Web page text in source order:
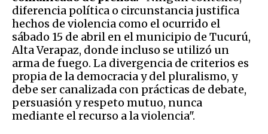
diferencia política o circunstancia justifica
hechos de violencia como el ocurrido el
sábado 15 de abril en el municipio de Tucurú,
Alta Verapaz, donde incluso se utilizó un
arma de fuego. La divergencia de criterios es
propia de la democracia y del pluralismo, y
debe ser canalizada con prácticas de debate,
persuasión y respeto mutuo, nunca
mediante el recurso a la violencia".